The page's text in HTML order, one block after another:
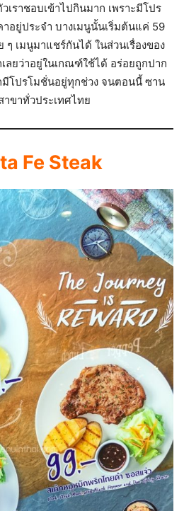
เราชอบเข้าไปกินมาก เพราะมีโปร
าอยู่ประจำ บางเมนูนั้นเริ่มต้นแค่ 59
ๆ เมนูมาแชร์กันได้ ในส่วนเรื่องของ
ยว่าอยู่ในเกณฑ์ใช้ได้ อร่อยถูกปาก
โปรโมชั่นอยู่ทุกช่วง จนตอนนี้ ซาน
าขาทั่วประเทศไทย
Fe Steak